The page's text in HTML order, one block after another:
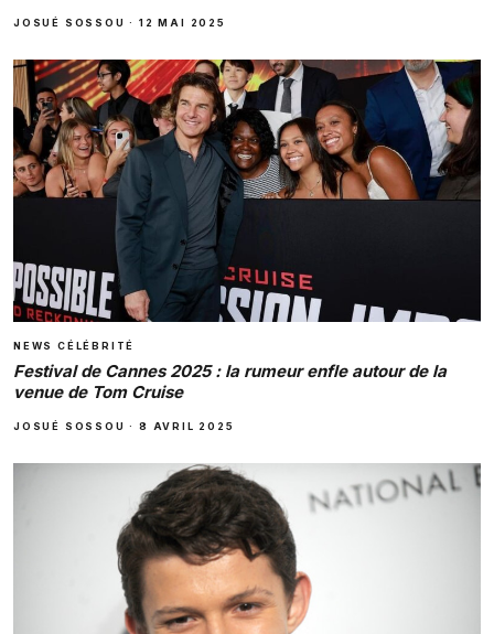
JOSUÉ SOSSOU ·12 MAI 2025
NEWS CÉLÉBRITÉ
Festival de Cannes 2025 : la rumeur enfle autour de la
venue de Tom Cruise
JOSUÉ SOSSOU ·8 AVRIL 2025